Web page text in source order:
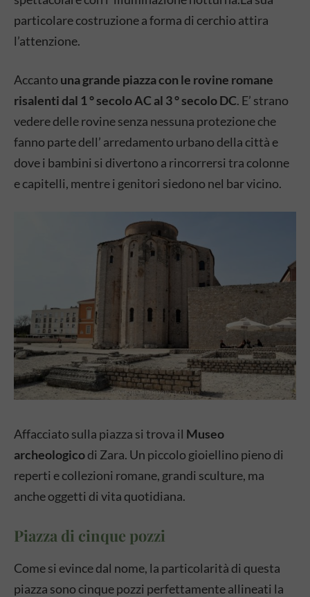
particolare costruzione a forma di cerchio attira
l’attenzione.
Accanto una grande piazza con le rovine romane
risalenti dal 1 ° secolo AC al 3 ° secolo DC. E’ strano
vedere delle rovine senza nessuna protezione che
fanno parte dell’ arredamento urbano della città e
dove i bambini si divertono a rincorrersi tra colonne
e capitelli, mentre i genitori siedono nel bar vicino.
Affacciato sulla piazza si trova il Museo
archeologicodi Zara. Un piccolo gioiellino pieno di
reperti e collezioni romane, grandi sculture, ma
anche oggetti di vita quotidiana.
Piazza di cinque pozzi
Come si evince dal nome, la particolarità di questa
piazza sono cinque pozzi perfettamente allineati la